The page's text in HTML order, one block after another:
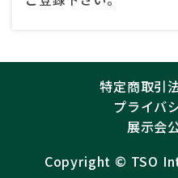
特定商取引
プライバ
展示会
Copyright ©︎ TSO